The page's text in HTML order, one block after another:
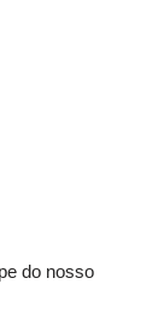
do nosso